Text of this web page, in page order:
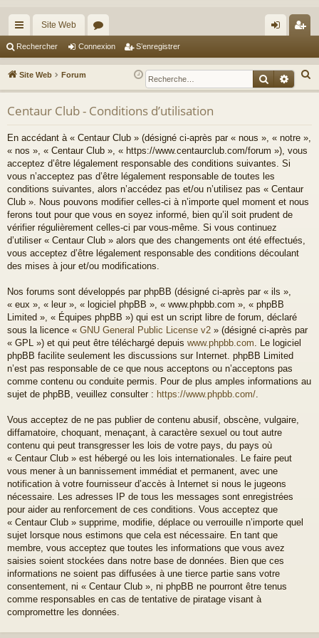
cc
ès
ra
pi
Site Web
or
u
m
s
ne
xi
nr
eg
r
Rechercher Connexion S’enregistrer
Site Web Forum
e
Centaur Club - Conditions d’utilisation
En accédant à « Centaur Club » (désigné ci-après par « nous », « notre »,
« nos », « Centaur Club », « https://www.centaurclub.com/forum »), vous
acceptez d’être légalement responsable des conditions suivantes. Si
vous n’acceptez pas d’être légalement responsable de toutes les
conditions suivantes, alors n’accédez pas et/ou n’utilisez pas « Centaur
Club ». Nous pouvons modifier celles-ci à n’importe quel moment et nous
ferons tout pour que vous en soyez informé, bien qu’il soit prudent de
vérifier régulièrement celles-ci par vous-même. Si vous continuez
d’utiliser « Centaur Club » alors que des changements ont été effectués,
vous acceptez d’être légalement responsable des conditions découlant
des mises à jour et/ou modifications.
Nos forums sont développés par phpBB (désigné ci-après par « ils »,
« eux », « leur », « logiciel phpBB », « www.phpbb.com », « phpBB
Limited », « Équipes phpBB ») qui est un script libre de forum, déclaré
sous la licence « GNU General Public License v2 » (désigné ci-après par
« GPL ») et qui peut être téléchargé depuis www.phpbb.com . Le logiciel
phpBB facilite seulement les discussions sur Internet. phpBB Limited
n’est pas responsable de ce que nous acceptons ou n’acceptons pas
comme contenu ou conduite permis. Pour de plus amples informations au
sujet de phpBB, veuillez consulter : https://www.phpbb.com/
Vous acceptez de ne pas publier de contenu abusif, obscène, vulgaire,
diffamatoire, choquant, menaçant, à caractère sexuel ou tout autre
contenu qui peut transgresser les lois de votre pays, du pays où
« Centaur Club » est hébergé ou les lois internationales. Le faire peut
vous mener à un bannissement immédiat et permanent, avec une
notification à votre fournisseur d’accès à Internet si nous le jugeons
nécessaire. Les adresses IP de tous les messages sont enregistrées
pour aider au renforcement de ces conditions. Vous acceptez que
« Centaur Club » supprime, modifie, déplace ou verrouille n’importe quel
sujet lorsque nous estimons que cela est nécessaire. En tant que
membre, vous acceptez que toutes les informations que vous avez
saisies soient stockées dans notre base de données. Bien que ces
informations ne soient pas diffusées à une tierce partie sans votre
consentement, ni « Centaur Club », ni phpBB ne pourront être tenus
comme responsables en cas de tentative de piratage visant à
compromettre les données.